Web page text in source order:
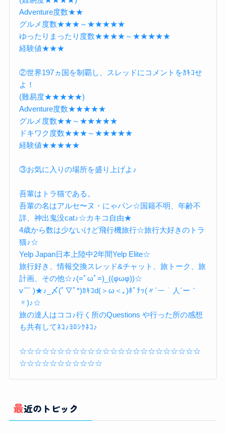
Adventure度数★★
グルメ度数★★★～★★★★★
ゆったりまったり度数★★★★～★★★★★
経験値★★★
②世界197ヵ国を制覇し、スレッドにコメントをｶｷｺせ
よ！
(難易度★★★★★)
Adventure度数★★★★★
グルメ度数★★～★★★★★
ドキワク度数★★★～★★★★★
経験値★★★★★
③お気に入りの場所を盛り上げよ♪
吾輩はトラ猫である。
吾輩の名はアルセ〜ヌ・にゃパン☆国籍不明、年齢不
詳、神出鬼没cat♪☆カキコ自由★
4歳から数は少ないけど飛行機旅行☆旅行大好きのトラ
猫♪☆
Yelp Japan日本上陸中2年間Yelp Elite☆
旅行好き、情報交換スレッド&チャット、旅トーク、旅
計画、その他☆♪(=ﾟωﾟ=)_((φωφ))☆
v￣ )★♪_〆(ﾟ▽ﾟ*)ｶｷｺd(＞ω＜｡)ﾎﾟﾁｯ(〃´ー｀人´ー｀
〃)♪☆
旅の達人はココ♪行く所のQuestions や行った所の感想
も共有してﾈｺ♪ﾖﾛｼｸﾈｺ♪
☆☆☆☆☆☆☆☆☆☆☆☆☆☆☆☆☆☆☆☆☆☆☆☆
☆☆☆☆☆☆☆☆☆☆☆
最近のトピック